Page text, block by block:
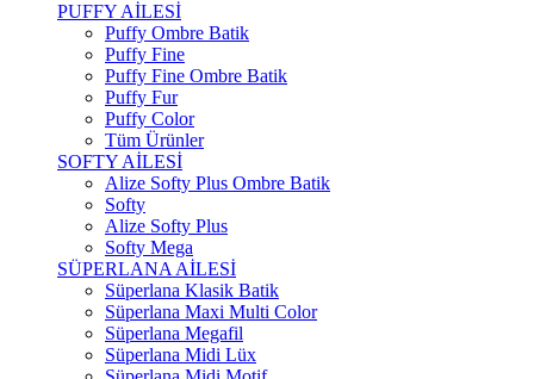
PUFFY AİLESİ
Puffy Ombre Batik
Puffy Fine
Puffy Fine Ombre Batik
Puffy Fur
Puffy Color
Tüm Ürünler
SOFTY AİLESİ
Alize Softy Plus Ombre Batik
Softy
Alize Softy Plus
Softy Mega
SÜPERLANA AİLESİ
Süperlana Klasik Batik
Süperlana Maxi Multi Color
Süperlana Megafil
Süperlana Midi Lüx